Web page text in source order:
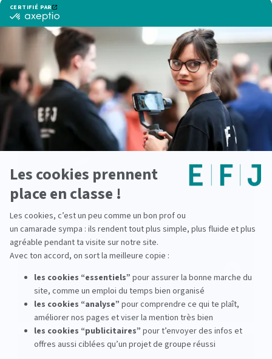
PLAY
Chayet CHIÉNIN, Fondatrice et
rédactrice en chef du blog "Nothing
but the Wax"
voir la vidéo
Général de Reporter Sans Frontières
voir la vidéo